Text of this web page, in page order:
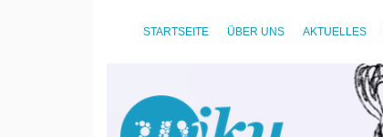
STARTSEITE ÜBER UNS AKTUELLES